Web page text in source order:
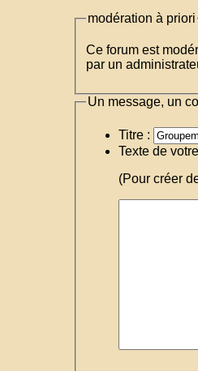
modération à priori
Ce forum est
par un
Un message, un
Titre :
Texte de
(Pour créer